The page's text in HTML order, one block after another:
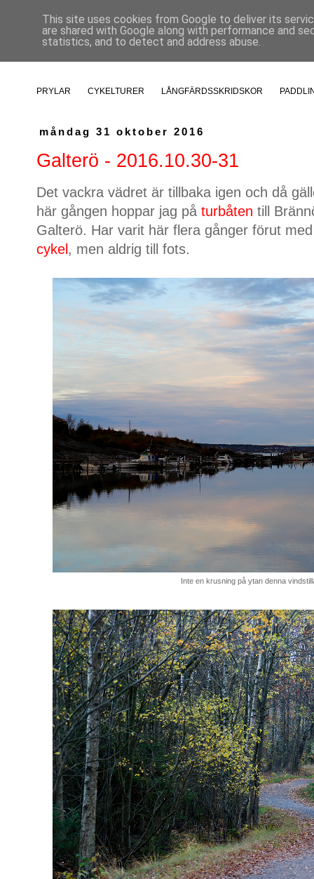
PRYLAR CYKELTURER LÅNGFÄRDSSKRIDSKOR
måndag 31 oktober 2016
Galterö - 2016.10.30-31
Det vackra vädret är tillbaka igen och då
här gången hoppar jag på turbåten till
Galterö. Har varit här flera gånger förut
cykel , men aldrig till fots.
Inte en krusning på ytan denna
This site uses cookies from Google to deliver its
are shared with Google along with performance and
statistics, and to detect and address abuse.